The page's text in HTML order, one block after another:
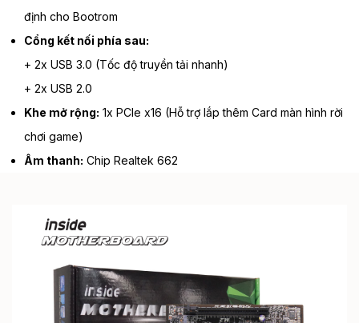
định cho Bootrom
Cổng kết nối phía sau:
+ 2x USB 3.0 (Tốc độ truyền tải nhanh)
+ 2x USB 2.0
Khe mở rộng: 1x PCIe x16 (Hỗ trợ lắp thêm Card màn hình rời
chơi game)
Âm thanh: Chip Realtek 662